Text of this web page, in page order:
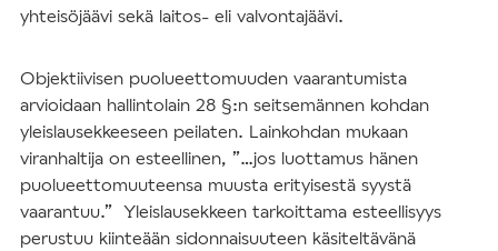
yhteisöjäävi sekä laitos- eli valvontajäävi.
Objektiivisen puolueettomuuden vaarantumista
arvioidaan hallintolain 28 §:n seitsemännen kohdan
yleislausekkeeseen peilaten. Lainkohdan mukaan
viranhaltija on esteellinen, ”…jos luottamus hänen
puolueettomuuteensa muusta erityisestä syystä
vaarantuu.” Yleislausekkeen tarkoittama esteellisyys
perustuu kiinteään sidonnaisuuteen käsiteltävänä